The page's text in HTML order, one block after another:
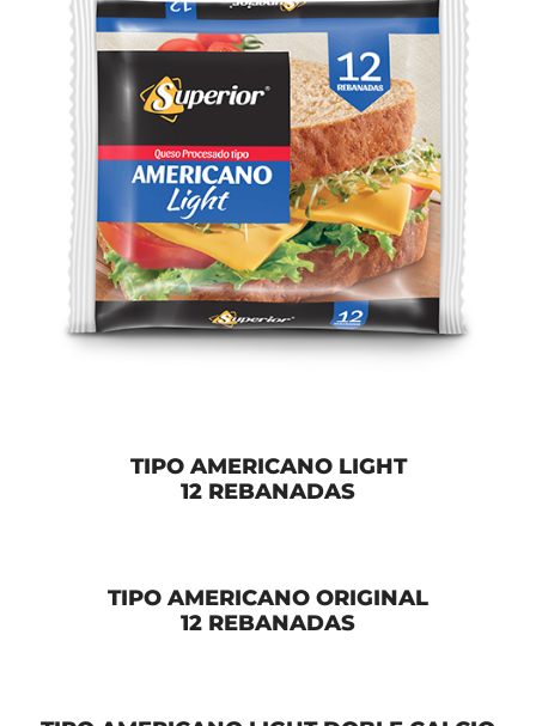
TIPO AMERICANO LIGHT
12 REBANADAS
TIPO AMERICANO ORIGINAL
12 REBANADAS